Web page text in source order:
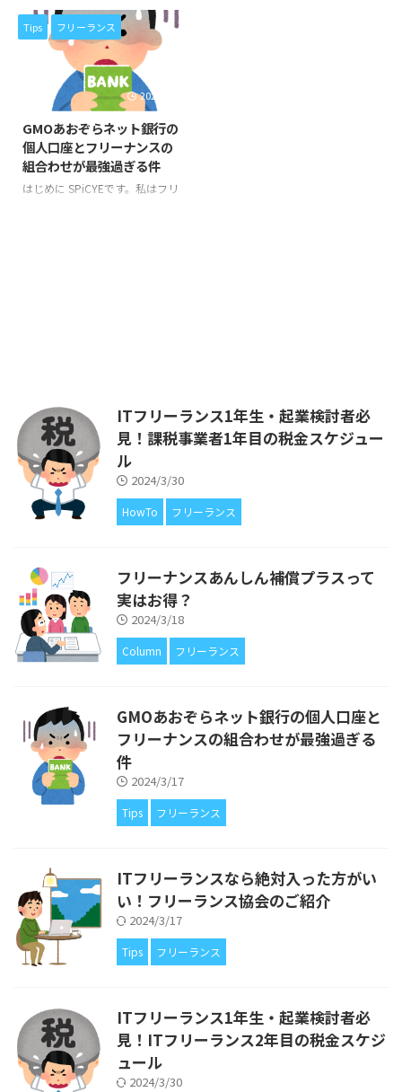
Tips フリーランス
2024/3/17
GMOあおぞらネット銀行の
個人口座とフリーナンスの
組合わせが最強過ぎる件
はじめに SPiCYEです。私はフリ
説をしています。 前回は、ITフリ
ーランスだったら絶対に加入すべ
きと考えております、「フリーラ
ンス協会」についてご紹介しまし
た。 htt ...
ITフリーランス1年生・起業検討者必
見！課税事業者1年目の税金スケジュー
ル
2024/3/30
HowTo フリーランス
フリーナンスあんしん補償プラスって
実はお得？
2024/3/18
Column フリーランス
GMOあおぞらネット銀行の個人口座と
フリーナンスの組合わせが最強過ぎる
件
2024/3/17
Tips フリーランス
ITフリーランスなら絶対入った方がい
い！フリーランス協会のご紹介
2024/3/17
Tips フリーランス
ITフリーランス1年生・起業検討者必
見！ITフリーランス2年目の税金スケジ
ュール
2024/3/30